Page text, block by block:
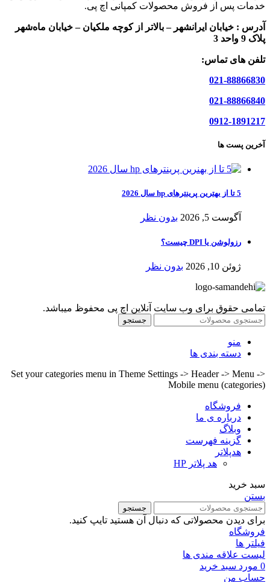
خدمات پس از فروش محصولات کمپانی اچ پی.
آدرس : خیابان ایرانشهر – بالاتر از کوچه ملکیان – خیابان ماه‌شهر
پلاک 9 واحد 3
تلفن های تماس:
021-88866830
021-88866840
0912-1891217
آخرین پست ها
5 تا از بهترین پرینترهای hp سال 2026
آگوست 5, 2026 بدون نظر
رزولوشن یا DPI چیست؟
ژوئن 10, 2026 بدون نظر
تمامی حقوق برای وب سایت آنلاین اچ پی محفوظ میباشد.
جستجو
منو
دسته بندی ها
Set your categories menu in Theme Settings -> Header -> Menu ->
Mobile menu (categories)
فروشگاه
درباره ی ما
وبلاگ
گزینه فهرست
هدپلاتر
هد پلاتر HP
سبد خرید
بستن
جستجو
برای دیدن محصولاتی که دنبال آن هستید تایپ کنید.
فروشگاه
فیلتر ها
لیست علاقه مندی ها
0 مورد سبد خرید
حساب من